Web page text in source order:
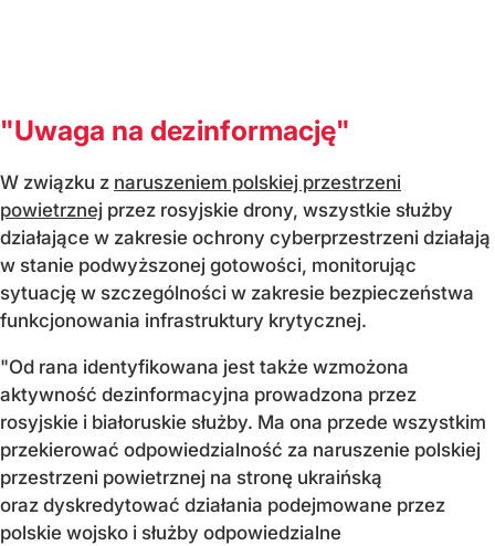
"Uwaga na dezinformację"
W związku z naruszeniem polskiej przestrzeni
powietrznej przez rosyjskie drony, wszystkie służby
działające w zakresie ochrony cyberprzestrzeni działają
w stanie podwyższonej gotowości, monitorując
sytuację w szczególności w zakresie bezpieczeństwa
funkcjonowania infrastruktury krytycznej.
"Od rana identyfikowana jest także wzmożona
aktywność dezinformacyjna prowadzona przez
rosyjskie i białoruskie służby. Ma ona przede wszystkim
przekierować odpowiedzialność za naruszenie polskiej
przestrzeni powietrznej na stronę ukraińską
oraz dyskredytować działania podejmowane przez
polskie wojsko i służby odpowiedzialne